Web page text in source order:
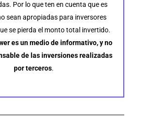
Por lo que ten en cuenta que es
sean apropiadas para inversores
se pierda el monto total invertido.
es un medio de informativo, y no
de las inversiones realizadas
por terceros.